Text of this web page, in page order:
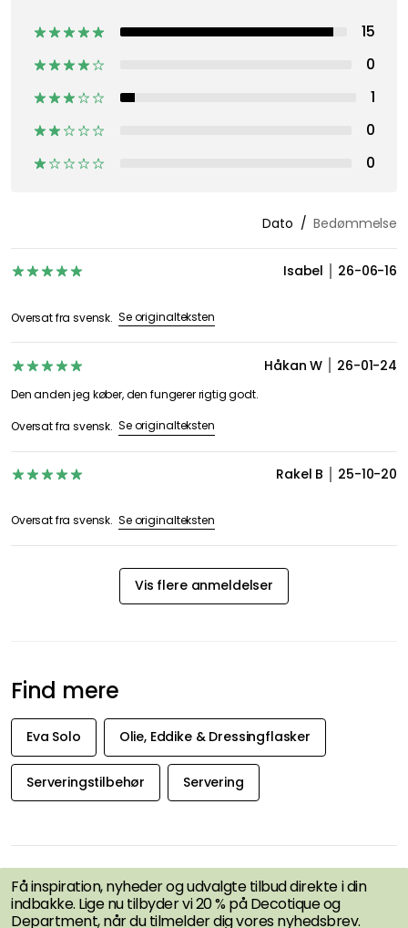
15
0
1
0
0
Dato Bedømmelse
Isabel 26-06-16
Oversat fra svensk. Se originalteksten
Håkan W 26-01-24
Den anden jeg køber, den fungerer rigtig godt.
Oversat fra svensk. Se originalteksten
Rakel B 25-10-20
Oversat fra svensk. Se originalteksten
Vis flere anmeldelser
Find mere
Eva Solo Olie, Eddike & Dressingflasker
Serveringstilbehør Servering
TILBUD FØRST
Få inspiration, nyheder og udvalgte tilbud direkte i din
indbakke. Lige nu tilbyder vi 20 % på Decotique og
Department, når du tilmelder dig vores nyhedsbrev.